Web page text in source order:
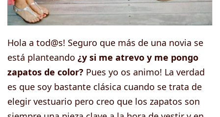
Hola a tod@s! Seguro que más de una novia se
está planteando ¿y si me atrevo y me pongo
zapatos de color? Pues yo os animo! La verdad
es que soy bastante clásica cuando se trata de
elegir vestuario pero creo que los zapatos son